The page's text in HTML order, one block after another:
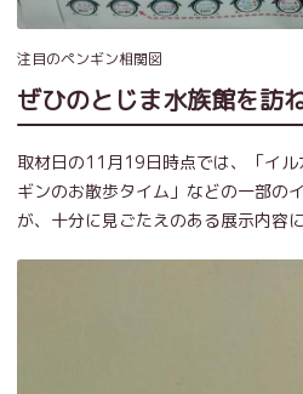
注目のペンギン相関図
ぜひのとじま水族館を訪
取材日の11月19日時点では、「イ
ギンのお散歩タイム」などの一部の
が、十分に見ごたえのある展示内容